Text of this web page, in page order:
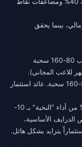
الأنومالي، بينما يحقق
الأسلحة الخاصة: تحسن بنسبة 25-30%، تتطلب 80-160 سحبة
السينما M1: تحسن بنسبة 18-22%، تتطلب 80-160 سحبة. عائد استثمار
يحقق اللاعبون ذوو الميزانية المحدودة 70-75% من أداء "النخبة" بـ 10-
الدرايف الأساسية،